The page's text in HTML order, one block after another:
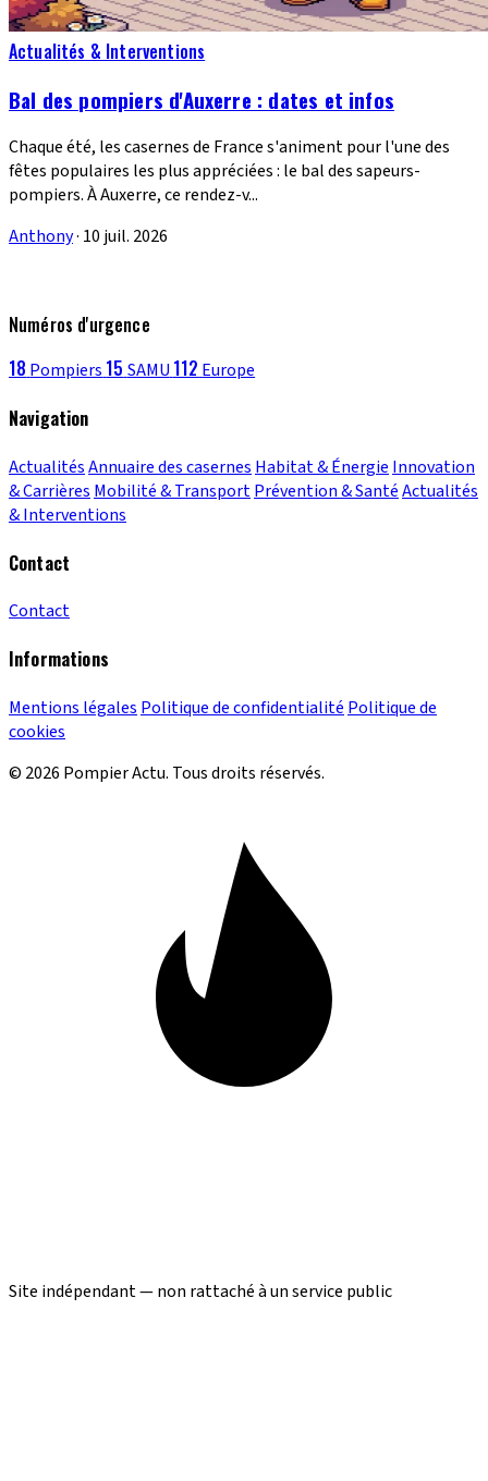
Actualités & Interventions
Bal des pompiers d'Auxerre : dates et infos
Chaque été, les casernes de France s'animent pour l'une des
fêtes populaires les plus appréciées : le bal des sapeurs-
pompiers. À Auxerre, ce rendez-v...
Anthony· 10 juil. 2026
Numéros d'urgence
18 Pompiers 15 SAMU 112 Europe
Navigation
ActualitésAnnuaire des casernes Habitat & Énergie Innovation
& Carrières Mobilité & TransportPrévention & SantéActualités
& Interventions
Contact
Contact
Informations
Mentions légales Politique de confidentialité Politique de
cookies
© 2026 Pompier Actu. Tous droits réservés.
Site indépendant — non rattaché à un service public